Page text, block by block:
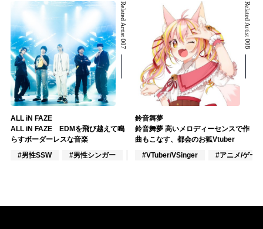
Related Artist 007
ALL iN FAZE
ALL iN FAZE EDMを飛び越えて鳴
らすボーダーレスな音楽
#男性SSW
#男性シンガー #インディーズ
Related Artist 008
鈴音舞夢
鈴音舞夢 高いメロディーセンスで作
曲もこなす、都会のお狐Vtuber
#VTuber/VSinger
#アニメ/ゲーム